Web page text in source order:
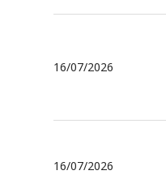
16/07/2026
16/07/2026